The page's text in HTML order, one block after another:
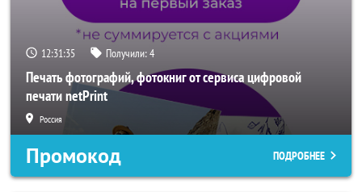
12:31:33 Получили:4
Печать фотографий, фотокниг от сервиса цифровой
печати netPrint
Россия
Промокод ПОДРОБНЕЕ